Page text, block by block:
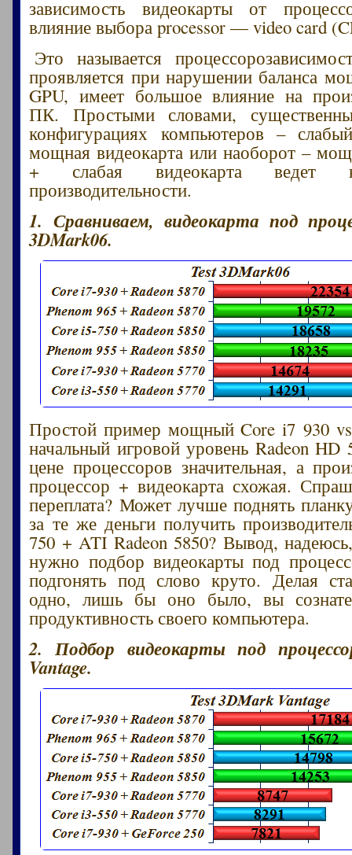
зависимость видеокарты от
влияние выбора processor — video card
Это называется
проявляется при нарушении баланса
GPU, имеет большое влияние на
ПК. Простыми словами,
конфигурациях компьютеров –
мощная видеокарта или наоборот –
+ слабая видеокарта ведет
производительности.
1. Сравниваем, видеокарта под
3DMark06.
Простой пример мощный Core i7 930
начальный игровой уровень Radeon HD
цене процессоров значительная, а
процессор + видеокарта схожая.
переплата? Может лучше поднять
за те же деньги получить
750 + ATI Radeon 5850? Вывод,
нужно подбор видеокарты под
подгонять под слово круто. Делая
одно, лишь бы оно было, вы
продуктивность своего компьютера.
2. Подбор видеокарты под
Vantage.